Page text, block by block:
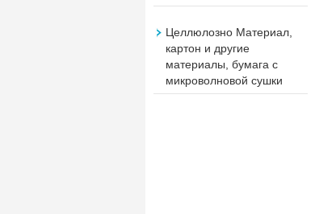
Целлюлозно Материал,
картон и другие
материалы, бумага с
микроволновой сушки